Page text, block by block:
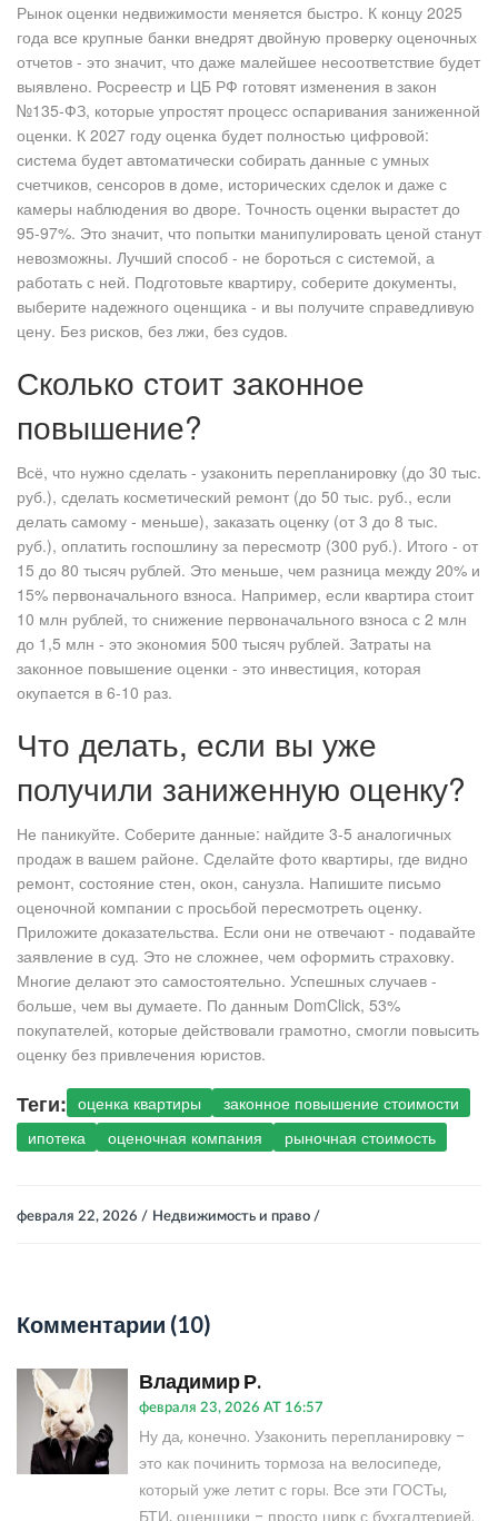
Рынок оценки недвижимости меняется быстро. К концу 2025
года все крупные банки внедрят двойную проверку оценочных
отчетов - это значит, что даже малейшее несоответствие будет
выявлено. Росреестр и ЦБ РФ готовят изменения в закон
№135-ФЗ, которые упростят процесс оспаривания заниженной
оценки. К 2027 году оценка будет полностью цифровой:
система будет автоматически собирать данные с умных
счетчиков, сенсоров в доме, исторических сделок и даже с
камеры наблюдения во дворе. Точность оценки вырастет до
95-97%. Это значит, что попытки манипулировать ценой станут
невозможны. Лучший способ - не бороться с системой, а
работать с ней. Подготовьте квартиру, соберите документы,
выберите надежного оценщика - и вы получите справедливую
цену. Без рисков, без лжи, без судов.
Сколько стоит законное
повышение?
Всё, что нужно сделать - узаконить перепланировку (до 30 тыс.
руб.), сделать косметический ремонт (до 50 тыс. руб., если
делать самому - меньше), заказать оценку (от 3 до 8 тыс.
руб.), оплатить госпошлину за пересмотр (300 руб.). Итого - от
15 до 80 тысяч рублей. Это меньше, чем разница между 20% и
15% первоначального взноса. Например, если квартира стоит
10 млн рублей, то снижение первоначального взноса с 2 млн
до 1,5 млн - это экономия 500 тысяч рублей. Затраты на
законное повышение оценки - это инвестиция, которая
окупается в 6-10 раз.
Что делать, если вы уже
получили заниженную оценку?
Не паникуйте. Соберите данные: найдите 3-5 аналогичных
продаж в вашем районе. Сделайте фото квартиры, где видно
ремонт, состояние стен, окон, санузла. Напишите письмо
оценочной компании с просьбой пересмотреть оценку.
Приложите доказательства. Если они не отвечают - подавайте
заявление в суд. Это не сложнее, чем оформить страховку.
Многие делают это самостоятельно. Успешных случаев -
больше, чем вы думаете. По данным DomClick, 53%
покупателей, которые действовали грамотно, смогли повысить
оценку без привлечения юристов.
Теги: оценка квартиры
законное повышение стоимости
ипотека
оценочная компания рыночная стоимость
февраля 22, 2026 / Недвижимость и право /
Комментарии (10)
Владимир Р.
февраля 23, 2026 AT 16:57
Ну да, конечно. Узаконить перепланировку -
это как починить тормоза на велосипеде,
который уже летит с горы. Все эти ГОСТы,